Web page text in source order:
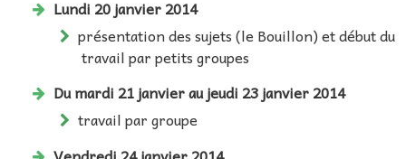
Lundi 20 janvier 2014
présentation des sujets (le Bouillon) et début du
travail par petits groupes
Du mardi 21 janvier au jeudi 23 janvier 2014
travail par groupe